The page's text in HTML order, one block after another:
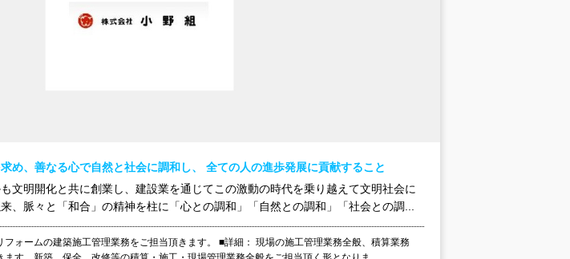
め、善なる心で自然と社会に調和し、 全ての人の進歩発展に貢献すること
文明開化と共に創業し、建設業を通じてこの激動の時代を乗り越えて文明社会に
、脈々と「和合」の精神を柱に「心との調和」「自然との調和」「社会との調...
フォームの建築施工管理業務をご担当頂きます。 ■詳細： 現場の施工管理業務全般、積算業務